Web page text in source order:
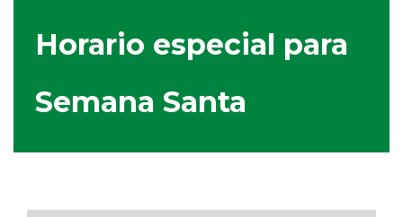
Horario especial para
Semana Santa